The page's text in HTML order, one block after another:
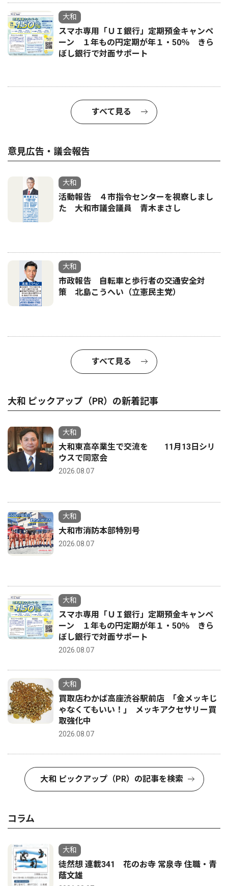
大和
スマホ専用「ＵＩ銀行」定期預金キャンペ
ーン １年もの円定期が年１・50％ きら
ぼし銀行で対面サポート
すべて見る
意見広告・議会報告
大和
活動報告 ４市指令センターを視察しまし
た 大和市議会議員 青木まさし
大和
市政報告 自転車と歩行者の交通安全対
策 北島こうへい（立憲民主党）
すべて見る
大和 ピックアップ（PR）の新着記事
大和
大和東高卒業生で交流を 11月13日シリ
ウスで同窓会
2026.08.07
大和
大和市消防本部特別号
2026.08.07
大和
スマホ専用「ＵＩ銀行」定期預金キャンペ
ーン １年もの円定期が年１・50％ きら
ぼし銀行で対面サポート
2026.08.07
大和
買取店わかば高座渋谷駅前店 ｢金メッキじ
ゃなくてもいい！｣ メッキアクセサリー買
取強化中
2026.08.07
大和 ピックアップ（PR）の記事を検索
コラム
大和
徒然想 連載341 花のお寺 常泉寺 住職・青
蔭文雄